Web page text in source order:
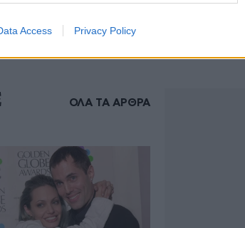
Access Privacy Policy
ΟΛΑ ΤΑ ΑΡΘΡΑ